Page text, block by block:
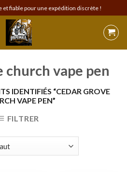
et fiable pour une expédition discrète !
church vape pen
IDENTIFIÉS “CEDAR GROVE
VAPE PEN”
FILTRER